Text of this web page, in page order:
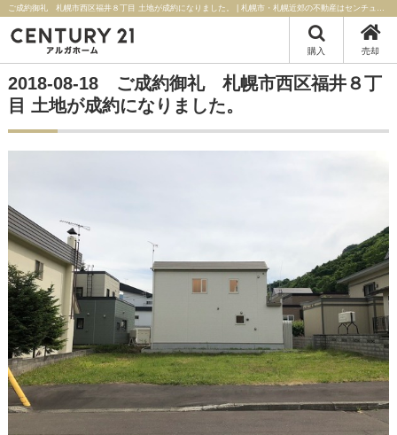
ご成約御礼 札幌市西区福井８丁目 土地が成約になりました。 | 札幌市・札幌近郊の不動産はセンチュリー21アルガホーム
購入 売却
2018-08-18 ご成約御礼 札幌市西区福井８丁
目 土地が成約になりました。